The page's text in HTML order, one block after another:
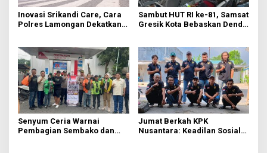
Inovasi Srikandi Care, Cara
Polres Lamongan Dekatkan
Sambut HUT RI ke-81, Samsat
Gresik Kota Bebaskan Denda
Senyum Ceria Warnai
Pembagian Sembako dan
Jumat Berkah KPK
Nusantara: Keadilan Sosial